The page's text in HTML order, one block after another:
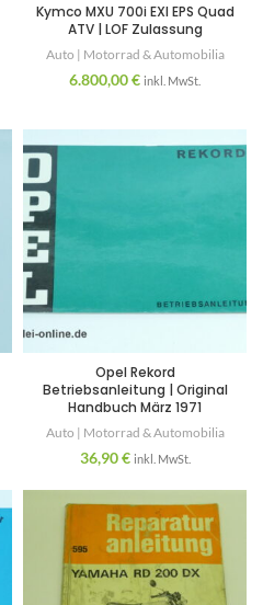
Kymco MXU 700i EXI EPS Quad
ATV | LOF Zulassung
Auto | Motorrad & Automobilia
6.800,00€ inkl. MwSt.
Opel Rekord
Betriebsanleitung | Original
Handbuch März 1971
Auto | Motorrad & Automobilia
36,90€ inkl. MwSt.